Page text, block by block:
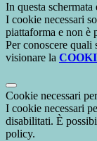
In questa
I cookie necessari
piattaforma e non è
Per conoscere quali
visionare la
Cookie necessari
I cookie necessari
disabilitati. È
policy.